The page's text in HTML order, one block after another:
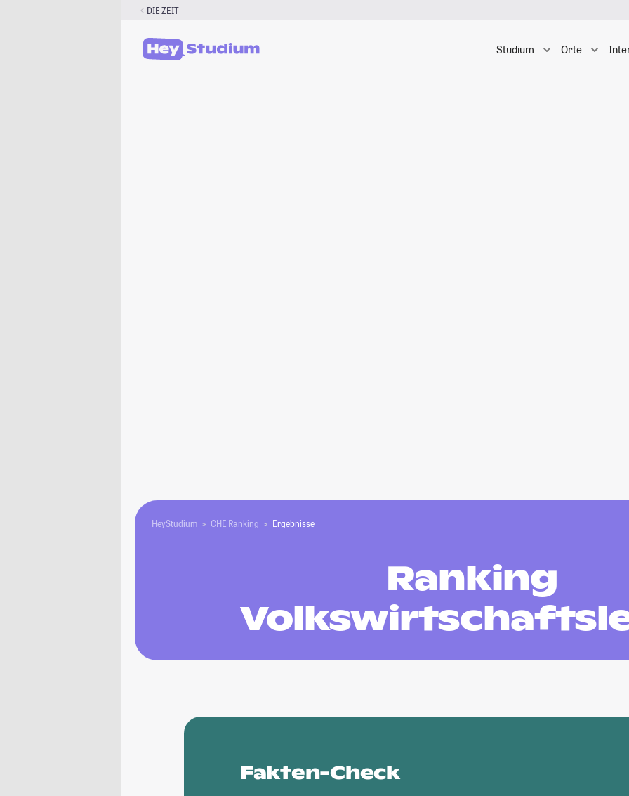
DIE ZEIT
Studium Orte
HeyStudium CHE Ranking Ergebnisse
Ranking
Fakten-Check